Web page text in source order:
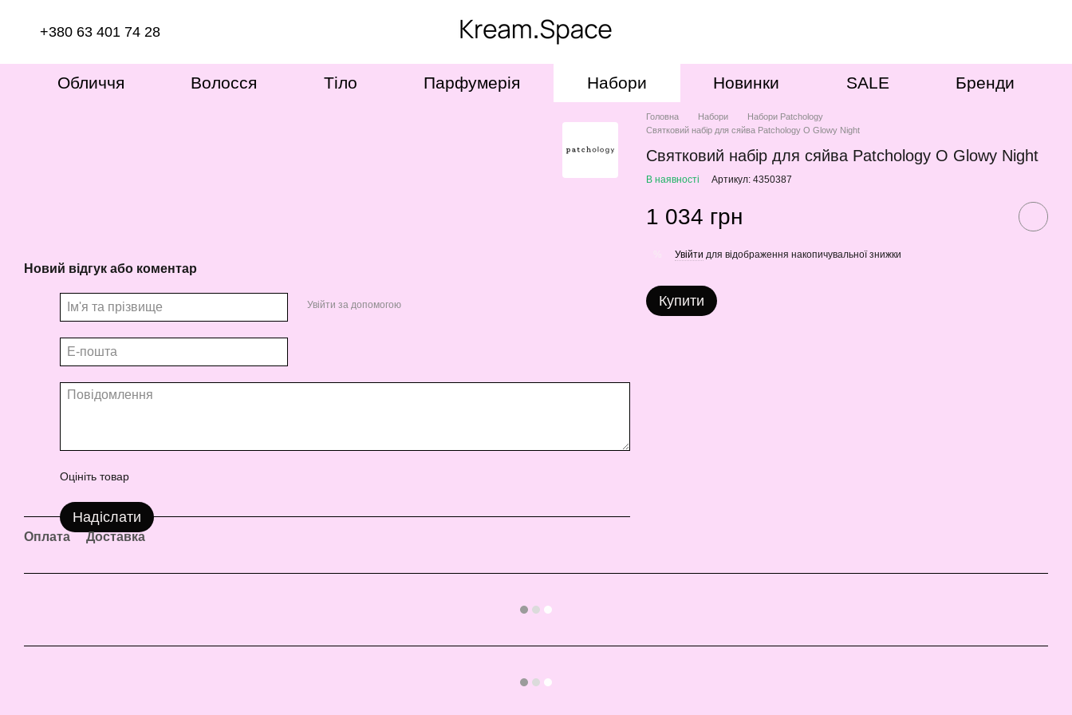
+380 63 401 74 28
Обличчя Волосся Тіло Парфумерія Набори Новинки SALE Бренди
Новий відгук або коментар
Увійти за допомогою
Оцініть товар
Надіслати
Оплата Доставка
Головна Набори
Набори Patchology
Святковий набір для сяйва Patchology O Glowy Night
Святковий набір для сяйва Patchology O Glowy Night
В наявності Артикул: 4350387
1 034 грн
Увійти для відображення накопичувальної знижки
Купити